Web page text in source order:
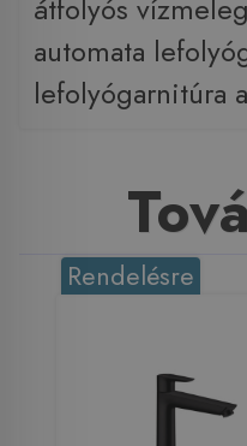
átfolyós
automata
lefolyógarnitúra
Rendelésre